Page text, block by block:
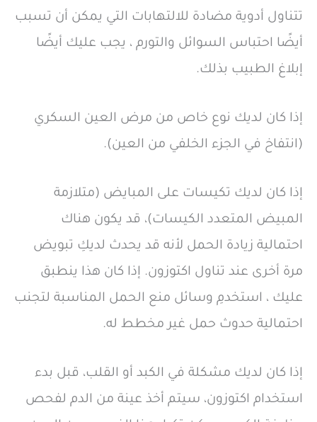
تتناول أدوية مضادة للالتهابات التي يمكن أن تسبب
أيضًا احتباس السوائل والتورم ، يجب عليك أيضًا
إبلاغ الطبيب بذلك.
إذا كان لديك نوع خاص من مرض العين السكري
(انتفاخ في الجزء الخلفي من العين).
إذا كان لديك تكيسات على المبايض (متلازمة
المبيض المتعدد الكيسات)، قد يكون هناك
احتمالية زيادة الحمل لأنه قد يحدث لديكِ تبويض
مرة أخرى عند تناول اكتوزون. إذا كان هذا ينطبق
عليك ، استخدمِ وسائل منع الحمل المناسبة لتجنب
احتمالية حدوث حمل غير مخطط له.
إذا كان لديك مشكلة في الكبد أو القلب، قبل بدء
استخدام اكتوزون، سيتم أخذ عينة من الدم لفحص